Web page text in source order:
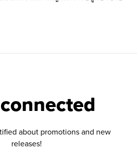
about promotions and new
releases!